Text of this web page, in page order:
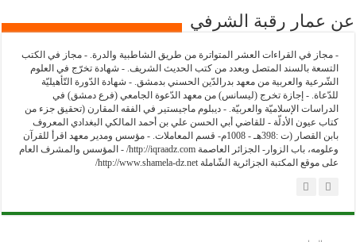
عن عمار رقبة الشرفي
- مجاز في القراءات العشر المتواترة من طريق الشاطبية والدرة. - مجاز في الكتب
التسعة بالسند المتصل وبعدد من كتب الحديث الشريف. - شهادة تخرّج في العلوم
الشّرعية والعربية من معهد بدرالدّين الحسني بدمشق. - شهادة الدّورة التّأهيليّة
للدّعاة. - إجازة تخرج (ليسانس) من معهد الدّعوة الجامعي (فرع دمشق) في
الدراسات الإسلاميّة والعربيّة. - ديبلوم ماجيستير في الفقه المقارن (تحقيق جزء من
كتاب عيون الأدلّة - للقاضي أبي الحسن علي بن أحمد المالكي البغدادي المعروف
بابن القصار (ت :398هـ - 1008م- قسم المعاملات. - مؤسس ومدير معهد اقرأ للقرآن
وعلومه، باب الزوار- الجزائر العاصمة http://iqraadz.com/ - المؤسس والمشرف العام
على موقع المكتبة الجزائرية الشّاملة http://www.shamela-dz.net/